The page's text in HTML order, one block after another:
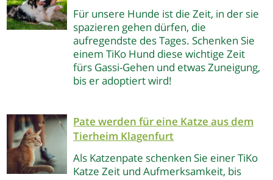
Für unsere Hunde ist die Zeit, in der sie
spazieren gehen dürfen, die
aufregendste des Tages. Schenken Sie
einem TiKo Hund diese wichtige Zeit
fürs Gassi-Gehen und etwas Zuneigung,
bis er adoptiert wird!
Pate werden für eine Katzeaus dem
Tierheim Klagenfurt
Als Katzenpate schenken Sie einer TiKo
Katze Zeit und Aufmerksamkeit, bis